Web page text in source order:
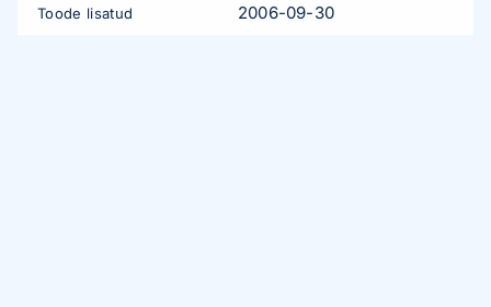
Toode lisatud 2006-09-30